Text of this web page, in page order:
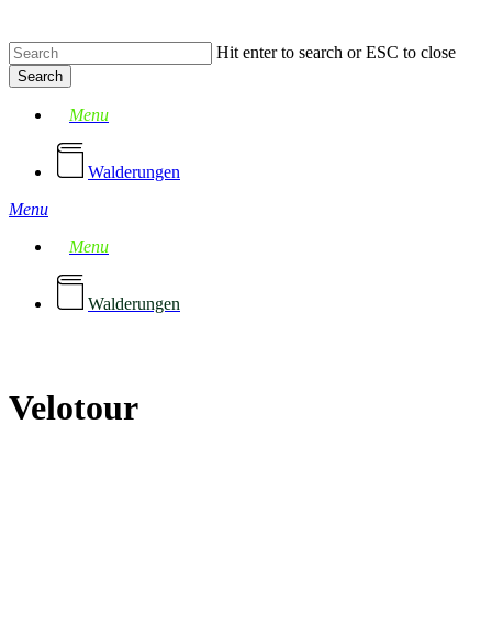
main
content
Hit enter to search or ESC to close
Search
Search
Menu
Walderungen
Menu
Menu
Walderungen
Velotour